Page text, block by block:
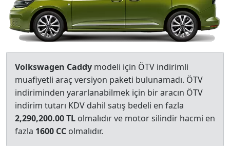
Volkswagen Caddy modeli için ÖTV indirimli
muafiyetli araç versiyon paketi bulunamadı. ÖTV
indiriminden yararlanabilmek için bir aracın ÖTV
indirim tutarı KDV dahil satış bedeli en fazla
2,290,200.00 TL olmalıdır ve motor silindir hacmi en
fazla 1600 CC olmalıdır.